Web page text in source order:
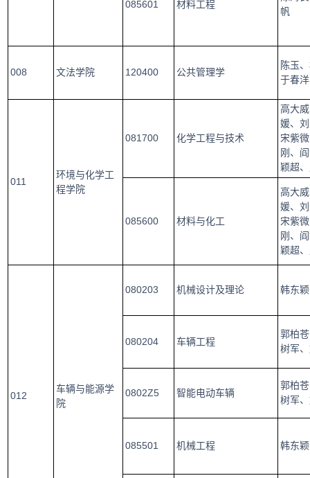
085601 材料工程
帆
008 文法学院 120400 公共管理学
陈玉
于春
011
环境与化学工
程学院
081700 化学工程与技术
高大
媛、
宋紫
刚、
颖超
085600 材料与化工
高大
媛、
宋紫
刚、
颖超
012
车辆与能源学
院
080203 机械设计及理论 韩东
080204 车辆工程
郭柏
树军
0802Z5 智能电动车辆
郭柏
树军
085501 机械工程 韩东